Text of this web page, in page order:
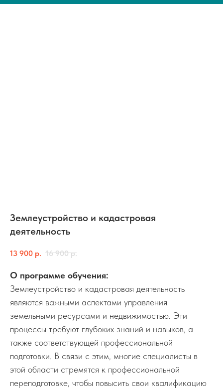
Землеустройство и кадастровая
деятельность
13 900 р. 16 900 р.
О программе обучения:
Землеустройство и кадастровая деятельность
являются важными аспектами управления
земельными ресурсами и недвижимостью. Эти
процессы требуют глубоких знаний и навыков, а
также соответствующей профессиональной
подготовки. В связи с этим, многие специалисты в
этой области стремятся к профессиональной
переподготовке, чтобы повысить свои квалификацию